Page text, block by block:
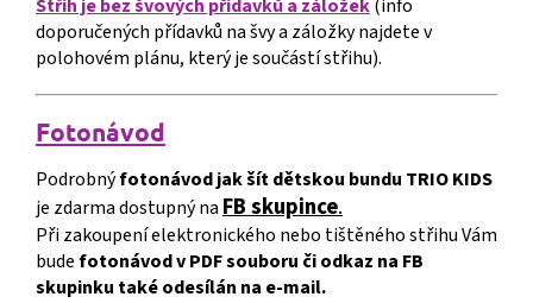
Střih je bez švových přídavků a záložek(info
doporučených přídavků na švy a záložky najdete v
polohovém plánu, který je součástí střihu).
Fotonávod
Podrobnýfotonávod jak šít dětskou bundu TRIO KIDS
je zdarma dostupný naFB skupince.
Při zakoupení elektronického nebo tištěného střihu Vám
budefotonávod v PDF souboru či odkaz na FB
skupinku také odesílán na e-mail.